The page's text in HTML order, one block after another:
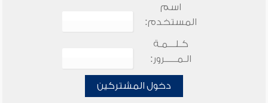
اسم
المستخدم:
كـلـــمـة
الـمـــــرور:
دخول المشتركين